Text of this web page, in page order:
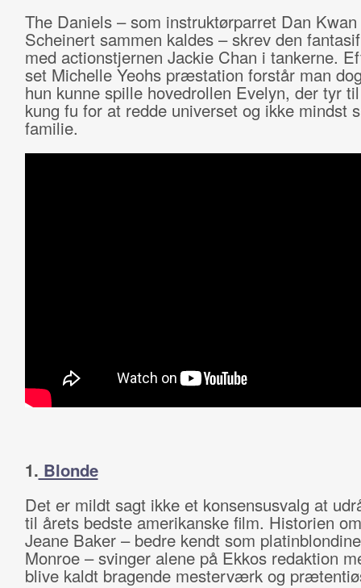
The Daniels – som instruktørparret Dan
Scheinert sammen kaldes – skrev den
med actionstjernen Jackie Chan i tankerne.
set Michelle Yeohs præstation forstår man
hun kunne spille hovedrollen Evelyn, der tyr
kung fu for at redde universet og ikke mindst
familie.
1. Blonde
Det er mildt sagt ikke et konsensusvalg at
til årets bedste amerikanske film. Historien
Jeane Baker – bedre kendt som
Monroe – svinger alene på Ekkos redaktion
blive kaldt bragende mesterværk og